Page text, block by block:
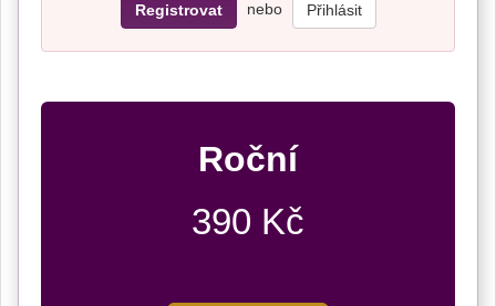
Registrovat nebo Přihlásit
Roční
390 Kč